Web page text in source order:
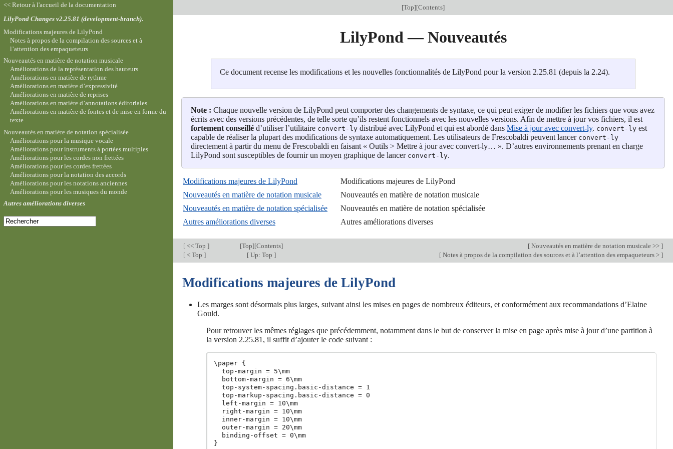
[Top][Contents]
LilyPond — Nouveautés
Ce document recense les modifications et les nouvelles fonctionnalités de LilyPond pour la version 2.25.81 (depuis la 2.24).
Note : Chaque nouvelle version de LilyPond peut comporter des changements de syntaxe, ce qui peut exiger de modifier les fichiers que vous avez
écrits avec des versions précédentes, de telle sorte qu’ils restent fonctionnels avec les nouvelles versions. Afin de mettre à jour vos fichiers, il est
fortement conseillé d’utiliser l’utilitaire convert-ly distribué avec LilyPond et qui est abordé dans Mise à jour avec convert-ly. convert-ly est
capable de réaliser la plupart des modifications de syntaxe automatiquement. Les utilisateurs de Frescobaldi peuvent lancer convert-ly
directement à partir du menu de Frescobaldi en faisant « Outils > Mettre à jour avec convert-ly… ». D’autres environnements prenant en charge
LilyPond sont susceptibles de fournir un moyen graphique de lancer convert-ly.
Modifications majeures de LilyPond
Modifications majeures de LilyPond
Nouveautés en matière de notation musicale
Nouveautés en matière de notation musicale
Nouveautés en matière de notation spécialisée
Nouveautés en matière de notation spécialisée
Autres améliorations diverses
Autres améliorations diverses
[ << Top ] [Top][Contents] [ Nouveautés en matière de notation musicale >> ]
[ < Top ] [ Up: Top ] [ Notes à propos de la compilation des sources et à l’attention des empaqueteurs > ]
Modifications majeures de LilyPond
Les marges sont désormais plus larges, suivant ainsi les mises en pages de nombreux éditeurs, et conformément aux recommandations d’Elaine
Gould.
Pour retrouver les mêmes réglages que précédemment, notamment dans le but de conserver la mise en page après mise à jour d’une partition à
la version 2.25.81, il suffit d’ajouter le code suivant :
\paper {
  top-margin = 5\mm
  bottom-margin = 6\mm
  top-system-spacing.basic-distance = 1
  top-markup-spacing.basic-distance = 0
  left-margin = 10\mm
  right-margin = 10\mm
  inner-margin = 10\mm
  outer-margin = 20\mm
  binding-offset = 0\mm
<< Retour à l'accueil de la documentation
LilyPond Changes v2.25.81 (development-branch).
Modifications majeures de LilyPond
Notes à propos de la compilation des sources et à
l’attention des empaqueteurs
Nouveautés en matière de notation musicale
Améliorations de la représentation des hauteurs
Améliorations en matière de rythme
Améliorations en matière d’expressivité
Améliorations en matière de reprises
Améliorations en matière d’annotations éditoriales
Améliorations en matière de fontes et de mise en forme du
texte
Nouveautés en matière de notation spécialisée
Améliorations pour la musique vocale
Améliorations pour instruments à portées multiples
Améliorations pour les cordes non frettées
Améliorations pour les cordes frettées
Améliorations pour la notation des accords
Améliorations pour les notations anciennes
Améliorations pour les musiques du monde
Autres améliorations diverses